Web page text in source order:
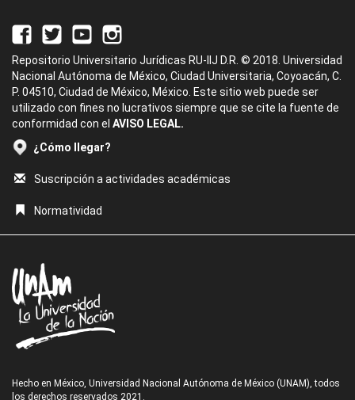
Repositorio Universitario Jurídicas RU-IIJ D.R. © 2018. Universidad
Nacional Autónoma de México, Ciudad Universitaria, Coyoacán, C.
P. 04510, Ciudad de México, México. Este sitio web puede ser
utilizado con fines no lucrativos siempre que se cite la fuente de
conformidad con el AVISO LEGAL.
¿Cómo llegar?
Suscripción a actividades académicas
Normatividad
Hecho en México, Universidad Nacional Autónoma de México (UNAM), todos
los derechos reservados 2021.